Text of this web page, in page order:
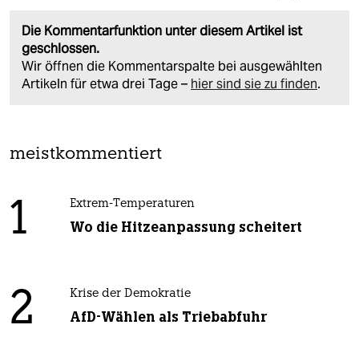
Die Kommentarfunktion unter diesem Artikel ist
geschlossen.
Wir öffnen die Kommentarspalte bei ausgewählten
Artikeln für etwa drei Tage – hier sind sie zu finden.
meistkommentiert
1 Extrem-Temperaturen
Wo die Hitzeanpassung scheitert
2 Krise der Demokratie
AfD-Wählen als Triebabfuhr